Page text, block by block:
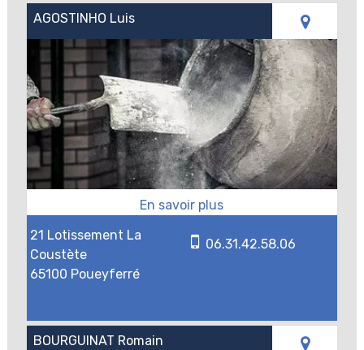
AGOSTINHO Luis
21 Lotissement La
Coustète
65100 Poueyferré
06.31.42.58.06
BOURGUINAT Romain